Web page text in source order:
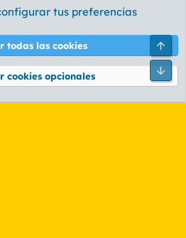
AMARILLO
Política de privacidad Ayuda
® © 2010-2026 XenForo Ltd.
tus preferencias
todas las cookies
cookies opcionales
Pie